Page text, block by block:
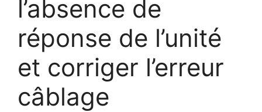
l’absence de
réponse de l’unité
et corriger l’erreur
câblage